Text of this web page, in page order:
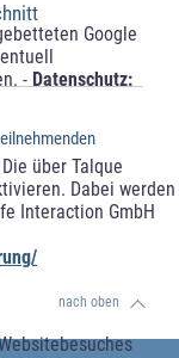
Google
- Datenschutz:
Die über Talque
Dabei werden
Interaction GmbH
nach oben